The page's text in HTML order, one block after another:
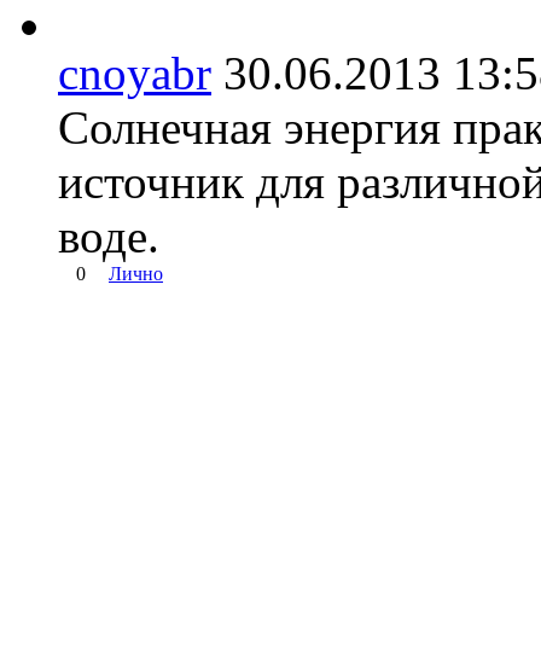
cnoyabr 30.06.2013
Солнечная энергия
источник для
воде.
0 Лично